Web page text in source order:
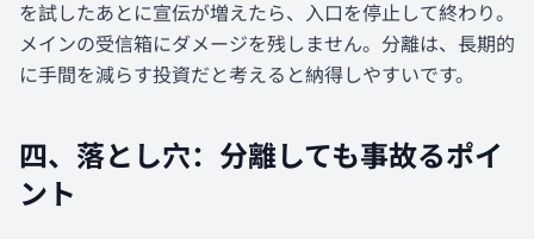
を試したあとに宣伝が増えたら、入口を停止して終わり。
メインの受信箱にダメージを残しません。分離は、長期的
に手間を減らす投資だと考えると納得しやすいです。
四、落とし穴：分離しても事故るポイ
ント